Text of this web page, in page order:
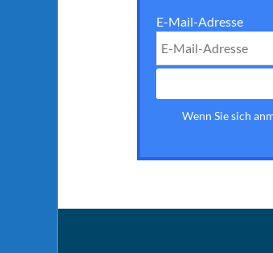
E-Mail-Adresse
Wenn Sie sich